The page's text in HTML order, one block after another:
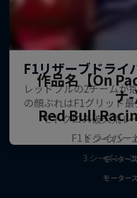
作品名【On
ナ
モトクロス破天荒レ
1 シーズン ·
モーター
Red Bull
F1ドライバー
3 シーズン ·
モーター